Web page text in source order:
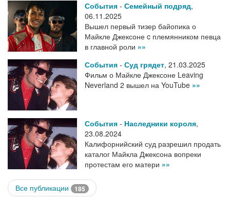
События - Семейный подряд,
06.11.2025
Вышел первый тизер байопика о
Майкле Джексоне c племянником певца
в главной роли »»
События - Суд грядет, 21.03.2025
Фильм о Майкле Джексоне Leaving
Neverland 2 вышел на YouTube »»
События - Наследники короля,
23.08.2024
Калифорнийский суд разрешил продать
каталог Майкла Джексона вопреки
протестам его матери »»
Все публикации 185